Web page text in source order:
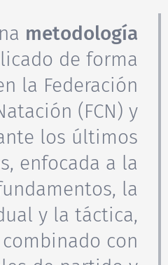
metodología
de forma
la Federación
(FCN) y
los últimos
enfocada a la
la
y la táctica,
con